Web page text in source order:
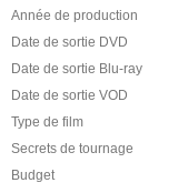
Année de production
Date de sortie DVD
Date de sortie Blu-ray
Date de sortie VOD
Type de film
Secrets de tournage
Budget